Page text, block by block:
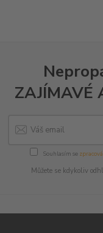
ZAJÍMAVÉ
Souhlasím se
Můžete se kdykoliv